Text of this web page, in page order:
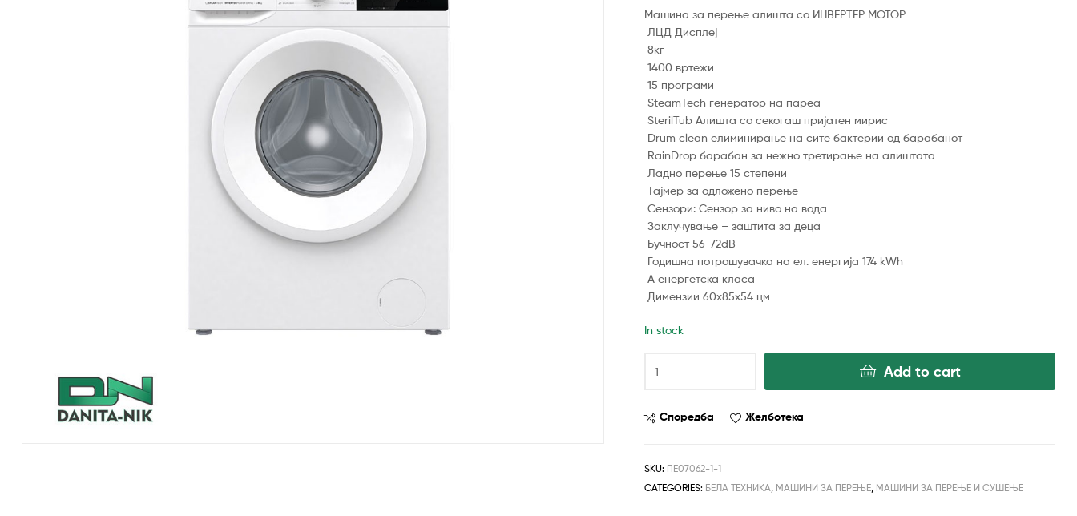
Машина за перење алишта со ИНВЕРТЕР МОТОР
ЛЦД Дисплеј
8кг
1400 вртежи
15 програми
SteamTech генератор на пареа
SterilTub Алишта со секогаш пријатен мирис
Drum clean елиминирање на сите бактерии од барабанот
RainDrop барабан за нежно третирање на алиштата
Ладно перење 15 степени
Тајмер за одложено перење
Сензори: Сензор за ниво на вода
Заклучување – заштита за деца
Бучност 56-72dB
Годишна потрошувачка на ел. енергија 174 kWh
А енергетска класа
Димензии 60x85x54 цм
In stock
Add to cart
Споредба Желботека
SKU: ПЕ07062-1-1
CATEGORIES: БЕЛА ТЕХНИКА, МАШИНИ ЗА ПЕРЕЊЕ, МАШИНИ ЗА ПЕРЕЊЕ И СУШЕЊЕ